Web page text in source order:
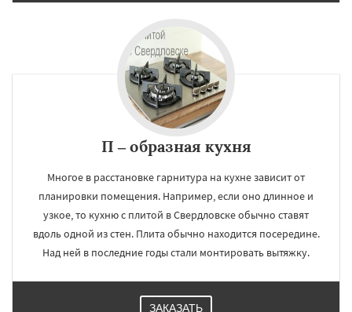
П – образная кухня
Многое в расстановке гарнитура на кухне зависит от
планировки помещения. Например, если оно длинное и
узкое, то кухню с плитой в Свердловске обычно ставят
вдоль одной из стен. Плита обычно находится посередине.
Над ней в последние годы стали монтировать вытяжку.
ЗАКАЗАТЬ